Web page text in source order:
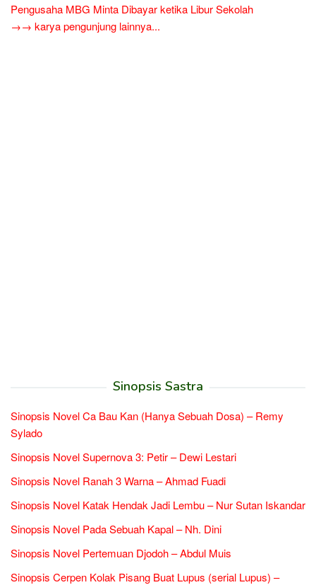
Pengusaha MBG Minta Dibayar ketika Libur Sekolah
→→ karya pengunjung lainnya...
Sinopsis Sastra
Sinopsis Novel Ca Bau Kan (Hanya Sebuah Dosa) – Remy
Sylado
Sinopsis Novel Supernova 3: Petir – Dewi Lestari
Sinopsis Novel Ranah 3 Warna – Ahmad Fuadi
Sinopsis Novel Katak Hendak Jadi Lembu – Nur Sutan Iskandar
Sinopsis Novel Pada Sebuah Kapal – Nh. Dini
Sinopsis Novel Pertemuan Djodoh – Abdul Muis
Sinopsis Cerpen Kolak Pisang Buat Lupus (serial Lupus) –